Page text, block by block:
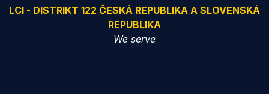
LCI - DISTRIKT 122 ČESKÁ REPUBLIKA A SLOVENSKÁ
REPUBLIKA
We serve